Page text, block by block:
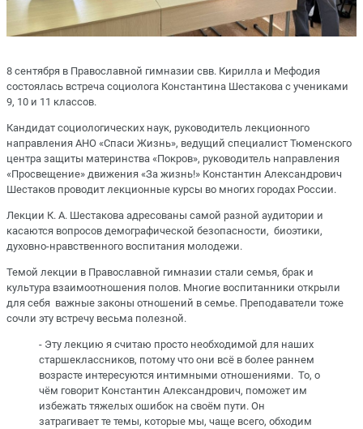
8 сентября в Православной гимназии свв. Кирилла и Мефодия
состоялась встреча социолога Константина Шестакова с учениками
9, 10 и 11 классов.
Кандидат социологических наук, руководитель лекционного
направления АНО «Спаси Жизнь», ведущий специалист Тюменского
центра защиты материнства «Покров», руководитель направления
«Просвещение» движения «За жизнь!» Константин Александрович
Шестаков проводит лекционные курсы во многих городах России.
Лекции К. А. Шестакова адресованы самой разной аудитории и
касаются вопросов демографической безопасности, биоэтики,
духовно-нравственного воспитания молодежи.
Темой лекции в Православной гимназии стали семья, брак и
культура взаимоотношения полов. Многие воспитанники открыли
для себя важные законы отношений в семье. Преподаватели тоже
сочли эту встречу весьма полезной.
- Эту лекцию я считаю просто необходимой для наших
старшеклассников, потому что они всё в более раннем
возрасте интересуются интимными отношениями. То, о
чём говорит Константин Александрович, поможет им
избежать тяжелых ошибок на своём пути. Он
затрагивает те темы, которые мы, чаще всего, обходим